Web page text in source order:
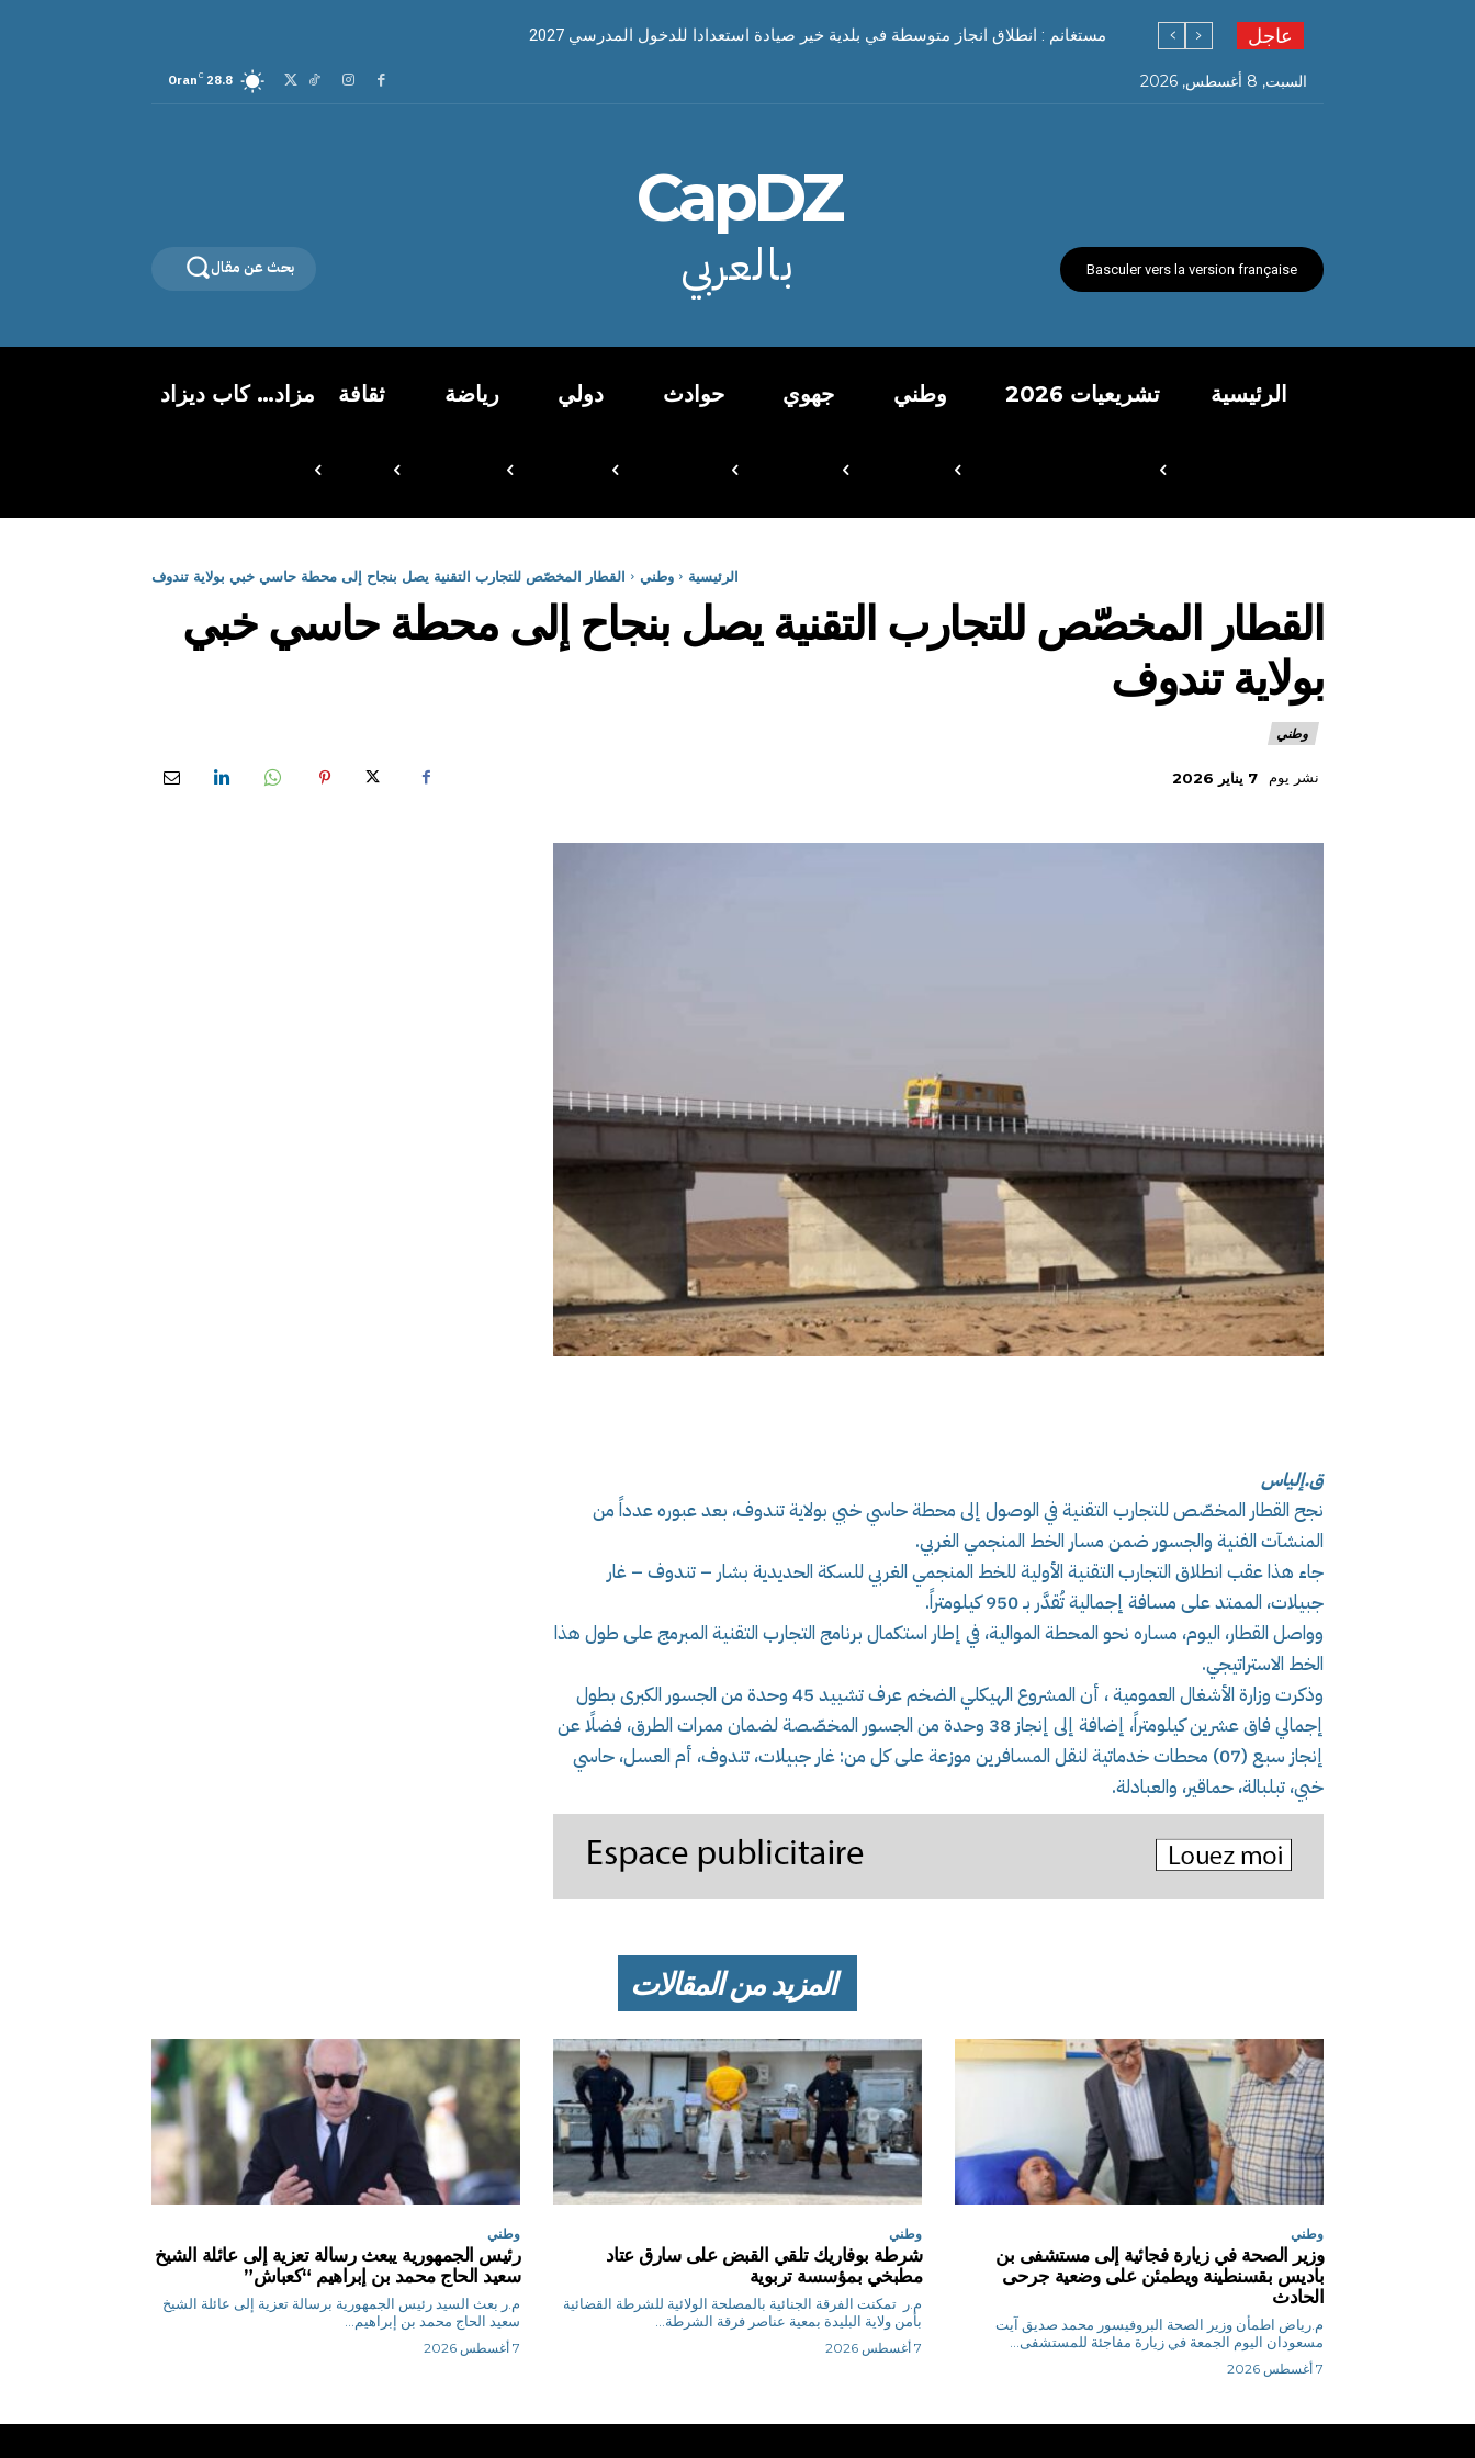
عاجل مستغانم : انطلاق انجاز متوسطة في بلدية خير صيادة استعدادا للدخول المدرسي 2027
السبت, 8 أغسطس, 2026 28.8
C
Oran
Basculer vers la version française
CapDZ
بالعربي بحث عن مقال
الرئيسية تشريعيات 2026 وطني جهوي حوادث دولي رياضة ثقافة مزاد… كاب ديزاد
الرئيسية وطني القطار المخصّص للتجارب التقنية يصل بنجاح إلى محطة حاسي خبي بولاية تندوف
القطار المخصّص للتجارب التقنية يصل بنجاح إلى محطة حاسي خبي
بولاية تندوف
وطني
نشر يوم 7 يناير 2026
ق.إلياس
نجح القطار المخصّص للتجارب التقنية في الوصول إلى محطة حاسي خبي بولاية تندوف، بعد عبوره عدداً من
المنشآت الفنية والجسور ضمن مسار الخط المنجمي الغربي.
جاء هذا عقب انطلاق التجارب التقنية الأولية للخط المنجمي الغربي للسكة الحديدية بشار – تندوف – غار
جبيلات، الممتد على مسافة إجمالية تُقدَّر بـ 950 كيلومتراً.
وواصل القطار، اليوم، مساره نحو المحطة الموالية، في إطار استكمال برنامج التجارب التقنية المبرمج على طول هذا
الخط الاستراتيجي.
وذكرت وزارة الأشغال العمومية ، أن المشروع الهيكلي الضخم عرف تشييد 45 وحدة من الجسور الكبرى بطول
إجمالي فاق عشرين كيلومتراً، إضافة إلى إنجاز 38 وحدة من الجسور المخصّصة لضمان ممرات الطرق، فضلًا عن
إنجاز سبع (07) محطات خدماتية لنقل المسافرين موزعة على كل من: غار جبيلات، تندوف، أم العسل، حاسي
خبي، تبلبالة، حماقير، والعبادلة.
المزيد من المقالات
وطني
وزير الصحة في زيارة فجائية إلى مستشفى بن
باديس بقسنطينة ويطمئن على وضعية جرحى
الحادث
م.رياض اطمأن وزير الصحة البروفيسور محمد صديق آيت
مسعودان اليوم الجمعة في زيارة مفاجئة للمستشفى...
7 أغسطس 2026
وطني
شرطة بوفاريك تلقي القبض على سارق عتاد
مطبخي بمؤسسة تربوية
م.ر تمكنت الفرقة الجنائية بالمصلحة الولائية للشرطة القضائية
بأمن ولاية البليدة بمعية عناصر فرقة الشرطة...
7 أغسطس 2026
وطني
رئيس الجمهورية يبعث رسالة تعزية إلى عائلة الشيخ
سعيد الحاج محمد بن إبراهيم “كعباش”
م.ر بعث السيد رئيس الجمهورية برسالة تعزية إلى عائلة الشيخ
سعيد الحاج محمد بن إبراهيم...
7 أغسطس 2026